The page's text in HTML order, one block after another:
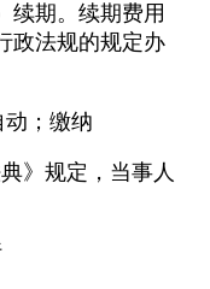
续期。续期费用
政法规的规定办
缴纳
》规定，当事人